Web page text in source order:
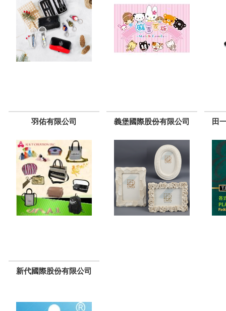
羽佑有限公司 義堡國際股份有限公司 田
新代國際股份有限公司